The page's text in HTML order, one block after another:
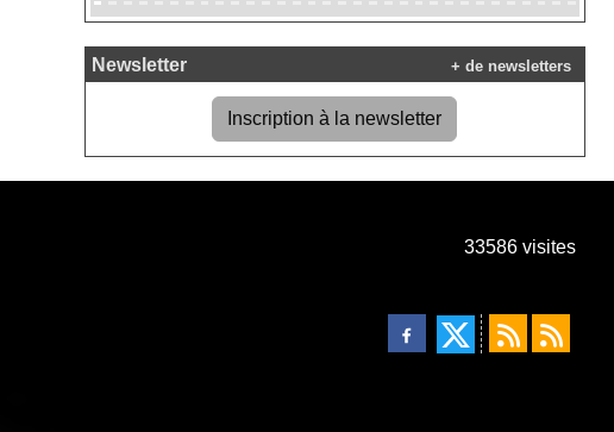
Newsletter
Inscription à la newsletter
+ de newsletters
33586 visites